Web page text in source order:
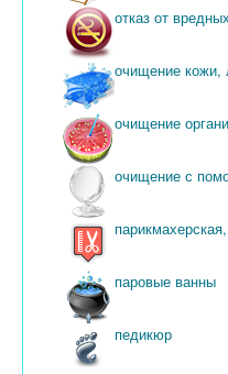
отказ от
очищение кожи,
очищение
очищение с
паровые ванны
педикюр